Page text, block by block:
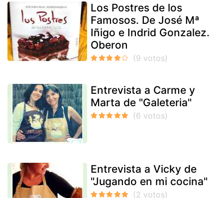
Los Postres de los
Famosos. De José Mª
Iñigo e Indrid Gonzalez.
Oberon
Entrevista a Carme y
Marta de "Galeteria"
Entrevista a Vicky de
"Jugando en mi cocina"